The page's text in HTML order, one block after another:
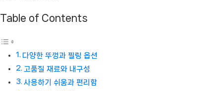
Table of Contents
다양한 뚜껑과 필링 옵션
고품질 재료와 내구성
사용하기 쉬움과 편리함